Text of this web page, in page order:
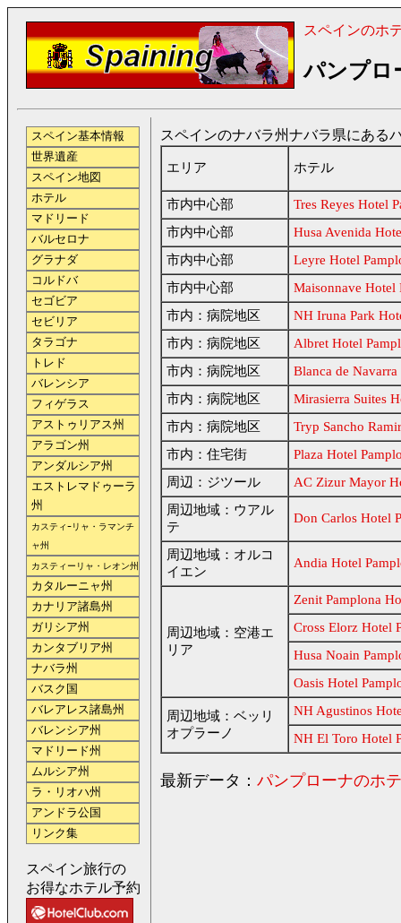
スペインのホ
パンプロ
スペインのナバラ州ナバラ県にある
エリア ホテル
市内中心部
Tres Reyes Hotel
市内中心部
Husa Avenida
市内中心部
Leyre Hotel
市内中心部
Maisonnave Hotel
市内：病院地区
NH Iruna Park
市内：病院地区
Albret Hotel
市内：病院地区
Blanca de
市内：病院地区
Mirasierra Suites
市内：病院地区
Tryp Sancho
市内：住宅街
Plaza Hotel
周辺：ジツール
AC Zizur Mayor
周辺地域：ウアル
テ
Don Carlos Hotel
周辺地域：オルコ
イエン
Andia Hotel
周辺地域：空港エ
リア
Zenit Pamplona
Cross Elorz Hotel
Husa Noain
Oasis Hotel
周辺地域：ベッリ
オプラーノ
NH Agustinos
NH El Toro Hotel
最新データ： パンプローナのホ
スペイン基本情報
世界遺産
スペイン地図
ホテル
マドリード
バルセロナ
グラナダ
コルドバ
セゴビア
セビリア
タラゴナ
トレド
バレンシア
フィゲラス
アストゥリアス州
アラゴン州
アンダルシア州
エストレマドゥーラ
州
カスティｰリャ・ラマンチ
ャ州
カスティーリャ・レオン州
カタルーニャ州
カナリア諸島州
ガリシア州
カンタブリア州
ナバラ州
バスク国
バレアレス諸島州
バレンシア州
マドリード州
ムルシア州
ラ・リオハ州
アンドラ公国
リンク集
スペイン旅行の
お得なホテル予約